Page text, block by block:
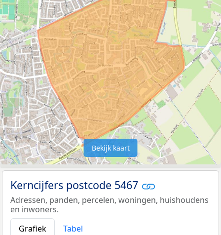
Bekijk kaart
Kerncijfers postcode 5467
Adressen, panden, percelen, woningen, huishoudens
en inwoners.
Grafiek
Tabel